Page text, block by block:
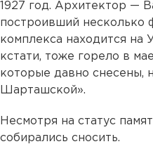
1927 год. Архитектор —
построивший несколько
комплекса находится на
кстати, тоже горело в
которые давно снесены,
Шарташской».
Несмотря на статус
собирались сносить.